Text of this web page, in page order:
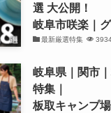
選 大公開！
岐阜市咲楽｜
最新厳選特集
岐阜県｜関市
特集｜
板取キャンプ場